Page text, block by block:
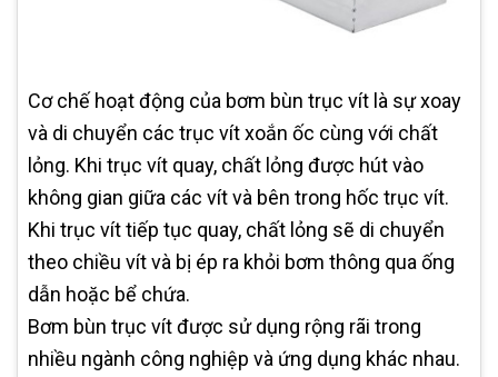
Cơ chế hoạt động của bơm bùn trục vít là sự xoay
và di chuyển các trục vít xoắn ốc cùng với chất
lỏng. Khi trục vít quay, chất lỏng được hút vào
không gian giữa các vít và bên trong hốc trục vít.
Khi trục vít tiếp tục quay, chất lỏng sẽ di chuyển
theo chiều vít và bị ép ra khỏi bơm thông qua ống
dẫn hoặc bể chứa.
Bơm bùn trục vít được sử dụng rộng rãi trong
nhiều ngành công nghiệp và ứng dụng khác nhau.